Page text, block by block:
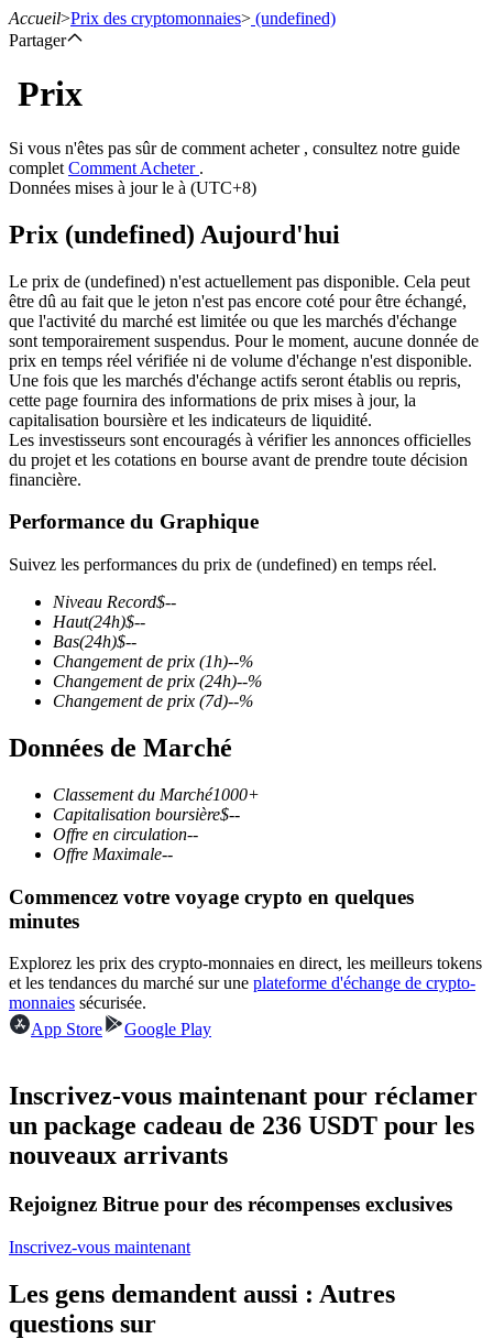
Futures USDT
Futures utilisant l'USDT comme garantie
Futures COIN-M
Contrats à terme sur crypto-monnaie
premières
Futures USDC
Rejoignez les meilleurs traders
Accueil>Prix des cryptomonnaies> (undefined)
Partager
Prix
Si vous n'êtes pas sûr de comment acheter , consultez notre guide
complet Comment Acheter .
Données mises à jour le à (UTC+8)
Prix (undefined) Aujourd'hui
Le prix de (undefined) n'est actuellement pas disponible. Cela peut
être dû au fait que le jeton n'est pas encore coté pour être échangé,
que l'activité du marché est limitée ou que les marchés d'échange
sont temporairement suspendus. Pour le moment, aucune donnée de
prix en temps réel vérifiée ni de volume d'échange n'est disponible.
Une fois que les marchés d'échange actifs seront établis ou repris,
cette page fournira des informations de prix mises à jour, la
capitalisation boursière et les indicateurs de liquidité.
Les investisseurs sont encouragés à vérifier les annonces officielles
du projet et les cotations en bourse avant de prendre toute décision
financière.
Performance du Graphique
Suivez les performances du prix de (undefined) en temps réel.
Niveau Record$--
Haut(24h)$--
Bas(24h)$--
Changement de prix (1h)--%
Changement de prix (24h)--%
Changement de prix (7d)--%
Données de Marché
Classement du Marché1000+
Capitalisation boursière$--
Offre en circulation--
Offre Maximale--
Commencez votre voyage crypto en quelques
minutes
Explorez les prix des crypto-monnaies en direct, les meilleurs tokens
et les tendances du marché sur une plateforme d'échange de crypto-
monnaies sécurisée.
App Store
Google Play
Inscrivez-vous maintenant pour réclamer
un package cadeau de 236 USDT pour les
nouveaux arrivants
Rejoignez Bitrue pour des récompenses exclusives
Inscrivez-vous maintenant
Les gens demandent aussi : Autres
questions sur